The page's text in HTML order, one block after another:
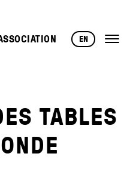
EN
TABLES